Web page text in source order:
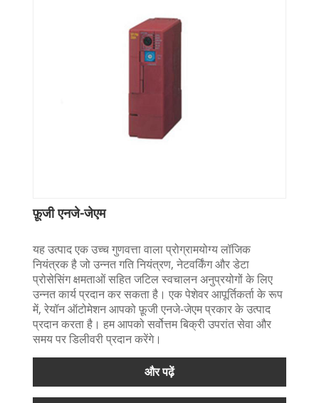
फ़ूजी एनजे-जेएम
यह उत्पाद एक उच्च गुणवत्ता वाला प्रोग्रामयोग्य लॉजिक
नियंत्रक है जो उन्नत गति नियंत्रण, नेटवर्किंग और डेटा
प्रोसेसिंग क्षमताओं सहित जटिल स्वचालन अनुप्रयोगों के लिए
उन्नत कार्य प्रदान कर सकता है। एक पेशेवर आपूर्तिकर्ता के रूप
में, रेयॉन ऑटोमेशन आपको फ़ूजी एनजे-जेएम प्रकार के उत्पाद
प्रदान करता है। हम आपको सर्वोत्तम बिक्री उपरांत सेवा और
समय पर डिलीवरी प्रदान करेंगे।
और पढ़ें